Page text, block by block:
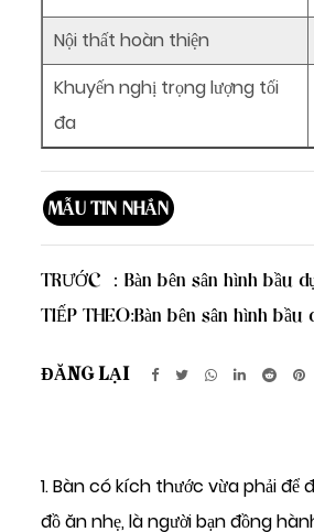
Nội thất hoàn thiện
Khuyến nghị trọng lượng tối
đa
MẪU TIN NHẮN
TRƯỚC ：Bàn bên sân hình bầu
TIẾP THEO:Bàn bên sân hình bầu
ĐĂNG LẠI
1. Bàn có kích thước vừa phải để
đồ ăn nhẹ, là người bạn đồng